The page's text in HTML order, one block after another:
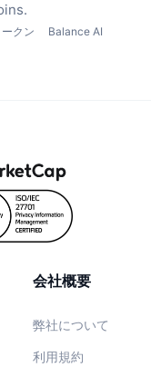
ークン Balance AI
会社概要
弊社について
利用規約